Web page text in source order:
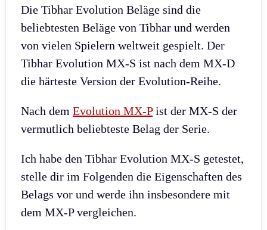
Die Tibhar Evolution Beläge sind die
beliebtesten Beläge von Tibhar und werden
von vielen Spielern weltweit gespielt. Der
Tibhar Evolution MX-S ist nach dem MX-D
die härteste Version der Evolution-Reihe.
Nach dem Evolution MX-Pist der MX-S der
vermutlich beliebteste Belag der Serie.
Ich habe den Tibhar Evolution MX-S getestet,
stelle dir im Folgenden die Eigenschaften des
Belags vor und werde ihn insbesondere mit
dem MX-P vergleichen.